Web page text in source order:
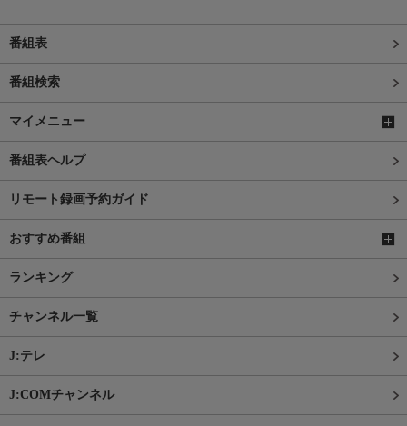
番組表
番組検索
マイメニュー
番組表ヘルプ
リモート録画予約ガイド
おすすめ番組
ランキング
チャンネル一覧
J:テレ
J:COMチャンネル